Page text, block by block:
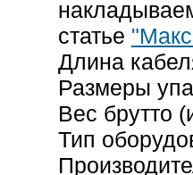
статье
Длина
Размеры
Вес брутто
Тип